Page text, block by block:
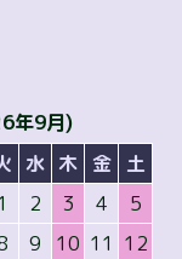
年9月)
水 木 金
土
2 3 4
5
9 10 11 12